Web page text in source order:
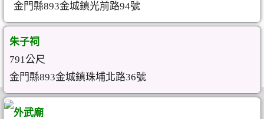
金門縣893金城鎮光前路94號
朱子祠
791公尺
金門縣893金城鎮珠埔北路36號
外武廟